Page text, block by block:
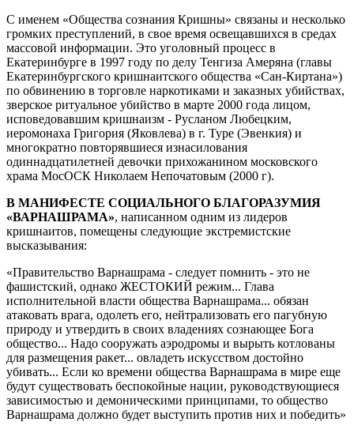
С именем «Общества сознания Кришны» связаны и несколько
громких преступлений, в свое время освещавшихся в средах
массовой информации. Это уголовный процесс в
Екатеринбурге в 1997 году по делу Тенгиза Амеряна (главы
Екатеринбургского кришнаитского общества «Сан-Киртана»)
по обвинению в торговле наркотиками и заказных убийствах,
зверское ритуальное убийство в марте 2000 года лицом,
исповедовавшим кришнаизм - Русланом Любецким,
иеромонаха Григория (Яковлева) в г. Туре (Эвенкия) и
многократно повторявшиеся изнасилования
одиннадцатилетней девочки прихожанином московского
храма МосОСК Николаем Непочатовым (2000 г).
В МАНИФЕСТЕ СОЦИАЛЬНОГО БЛАГОРАЗУМИЯ
«ВАРНАШРАМА», написанном одним из лидеров
кришнаитов, помещены следующие экстремистские
высказывания:
«Правительство Варнашрама - следует помнить - это не
фашистский, однако ЖЕСТОКИЙ режим... Глава
исполнительной власти общества Варнашрама... обязан
атаковать врага, одолеть его, нейтрализовать его пагубную
природу и утвердить в своих владениях сознающее Бога
общество... Надо сооружать аэродромы и вырыть котлованы
для размещения ракет... овладеть искусством достойно
убивать... Если ко времени общества Варнашрама в мире еще
будут существовать беспокойные нации, руководствующиеся
зависимостью и демоническими принципами, то общество
Варнашрама должно будет выступить против них и победить»